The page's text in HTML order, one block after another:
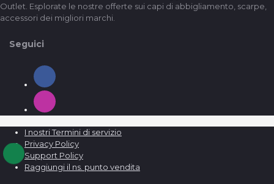
Outlet. Esplorate le nostre offerte sui capi di abbigliamento, scarpe,
accessori dei migliori marchi.
Seguici
I nostri Termini di servizio
Privacy Policy
Support Policy
Raggiungi il ns. punto vendita